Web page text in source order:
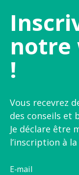
notre
!
Vous recevrez
des conseils et
Je déclare être
l’inscription à
E-mail